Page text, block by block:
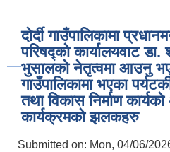
दोर्दी गाउँपालिकामा
परिषद्को कार्यालयवाट डा.
भुसालको नेतृत्वमा आउनु
गाउँपालिकामा भएका
तथा विकास निर्माण
कार्यक्रमको झलकहरु
Submitted on: Mon, 04/06/